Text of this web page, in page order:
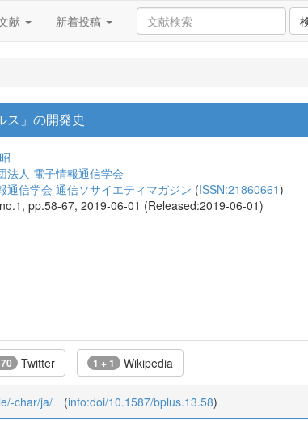
献 新着投稿
ス」の開発史
法人 電子情報通信学会
通信学会 通信ソサイエティマガジン (ISSN:21860661)
pp.58-67, 2019-06-01 (Released:2019-06-01)
Twitter 1 + 1 Wikipedia
char/ja/ (info:doi/10.1587/bplus.13.58)